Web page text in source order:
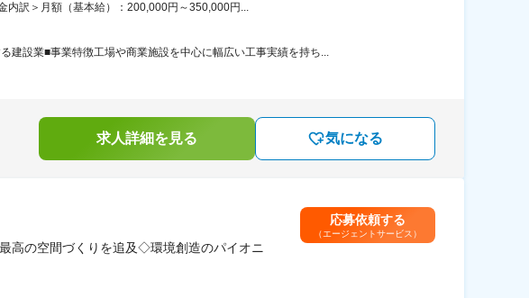
内訳＞月額（基本給）：200,000円～350,000円...
建設業■事業特徴工場や商業施設を中心に幅広い工事実績を持ち...
求人詳細を見る 気になる
高の空間づくりを追及◇環境創造のパイオニ
応募依頼する
（エージェントサービス）